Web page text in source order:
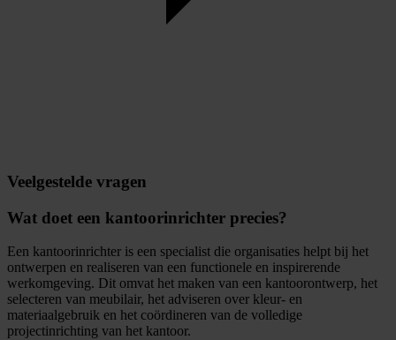
Veelgestelde vragen
Wat doet een kantoorinrichter precies?
Een kantoorinrichter is een specialist die organisaties helpt bij het
ontwerpen en realiseren van een functionele en inspirerende
werkomgeving. Dit omvat het maken van een kantoorontwerp, het
selecteren van meubilair, het adviseren over kleur- en
materiaalgebruik en het coördineren van de volledige
projectinrichting van het kantoor.